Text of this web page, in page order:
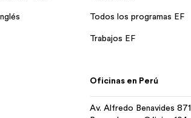
Todos los programas EF
Trabajos EF
Oficinas en Perú
Av. Alfredo Benavides 871